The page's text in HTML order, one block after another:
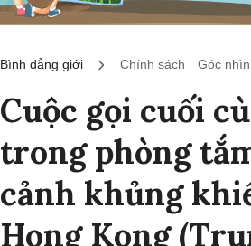
Bình đẳng giới Chính sách Góc
Cuộc gọi cuối
trong phòng
cảnh khủng
Hong Kong